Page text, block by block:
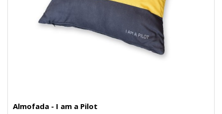
Almofada - I am a Pilot